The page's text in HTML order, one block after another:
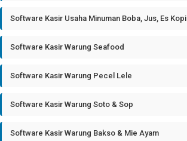
Software Kasir Usaha Minuman Boba, Jus, Es Kopi
Software Kasir Warung Seafood
Software Kasir Warung Pecel Lele
Software Kasir Warung Soto & Sop
Software Kasir Warung Bakso & Mie Ayam